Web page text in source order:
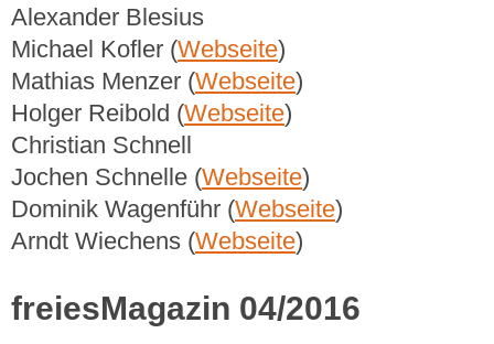
Alexander Blesius
Michael Kofler (Webseite)
Mathias Menzer (Webseite)
Holger Reibold (Webseite)
Christian Schnell
Jochen Schnelle (Webseite)
Dominik Wagenführ (Webseite)
Arndt Wiechens (Webseite)
freiesMagazin 04/2016